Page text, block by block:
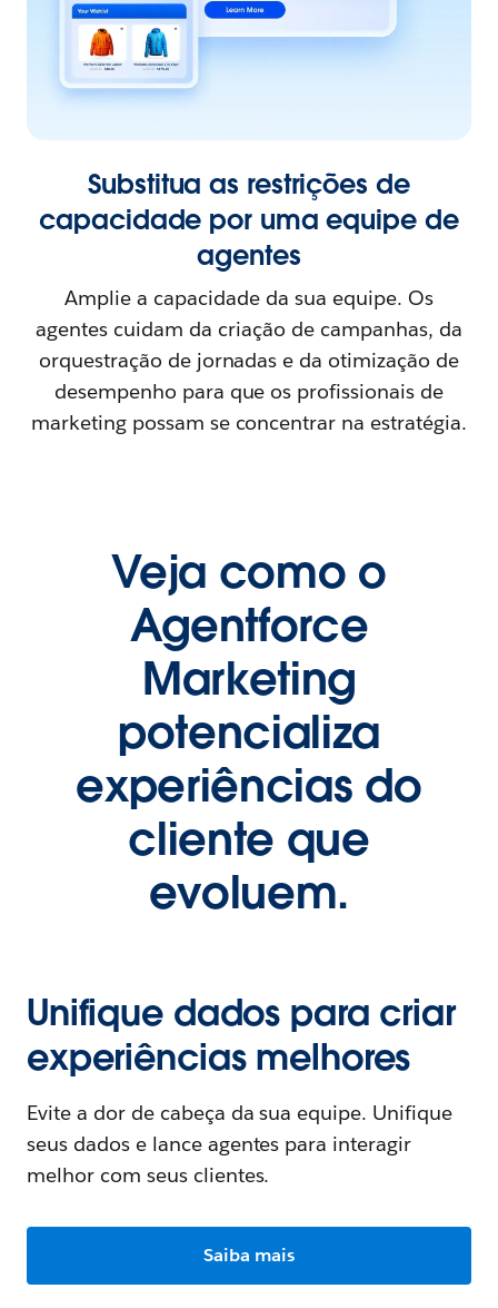
Substitua as restrições de
capacidade por uma equipe de
agentes
Amplie a capacidade da sua equipe. Os
agentes cuidam da criação de campanhas, da
orquestração de jornadas e da otimização de
desempenho para que os profissionais de
marketing possam se concentrar na estratégia.
Veja como o
Agentforce
Marketing
potencializa
experiências do
cliente que
evoluem.
Unifique dados para criar
experiências melhores
Evite a dor de cabeça da sua equipe. Unifique
seus dados e lance agentes para interagir
melhor com seus clientes.
Saiba mais